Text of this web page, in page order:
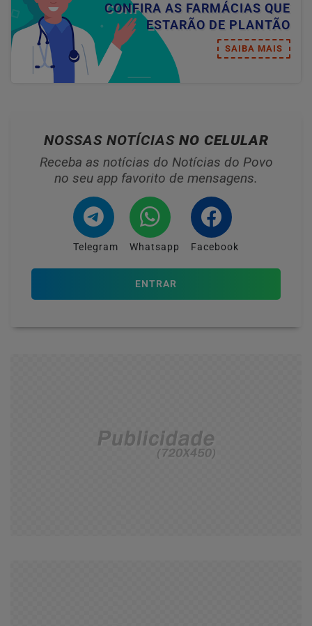
CONFIRA AS FARMÁCIAS QUE
ESTARÃO DE PLANTÃO
SAIBA MAIS
NOSSAS NOTÍCIAS NO CELULAR
Receba as notícias do Notícias do Povo
no seu app favorito de mensagens.
Telegram Whatsapp Facebook
ENTRAR